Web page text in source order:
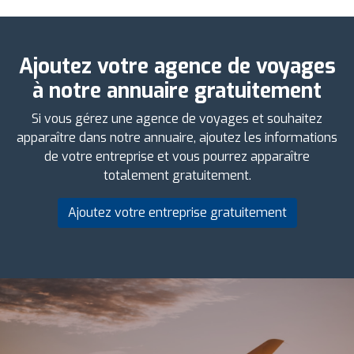
Ajoutez votre agence de voyages
à notre annuaire gratuitement
Si vous gérez une agence de voyages et souhaitez
apparaître dans notre annuaire, ajoutez les informations
de votre entreprise et vous pourrez apparaître
totalement gratuitement.
Ajoutez votre entreprise gratuitement